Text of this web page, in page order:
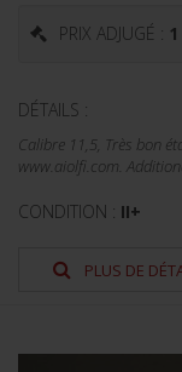
PRIX ADJUGÉ :
DÉTAILS :
Calibre 11,5, Très bon
www.aiolfi.com.
CONDITION : II+
PLUS DE